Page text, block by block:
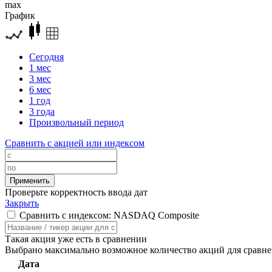
max
График
Сегодня
1 мес
3 мес
6 мес
1 год
3 года
Произвольный период
Сравнить с акцией или индексом
Проверьте корректность ввода дат
Закрыть
Сравнить с индексом: NASDAQ Composite
Такая акция уже есть в сравнении
Выбрано максимально возможное количество акций для
Дата